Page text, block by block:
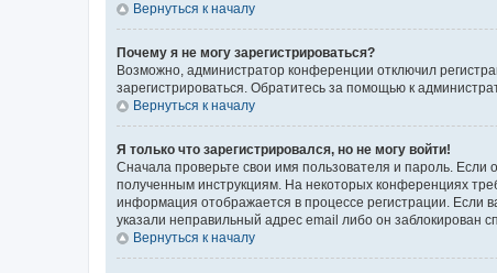
Вернуться к началу
Почему я не могу зарегистрироваться?
Возможно, администратор конференции отключил
зарегистрироваться. Обратитесь за помощью к
Вернуться к началу
Я только что зарегистрировался, но не могу войти!
Сначала проверьте свои имя пользователя и пароль. Если
полученным инструкциям. На некоторых конференциях
информация отображается в процессе регистрации. Если
указали неправильный адрес email либо он заблокирован
Вернуться к началу